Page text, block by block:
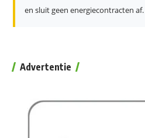
en sluit geen energiecontracten af.
Advertentie